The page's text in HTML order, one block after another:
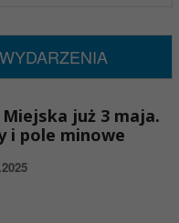
już 3 maja.
i pole minowe